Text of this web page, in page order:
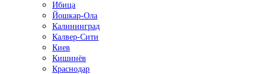
Ибица
Йошкар-Ола
Калининград
Калвер-Сити
Киев
Кишинёв
Краснодар